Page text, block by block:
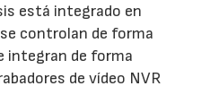
está integrado en
controlan de forma
integran de forma
de vídeo NVR